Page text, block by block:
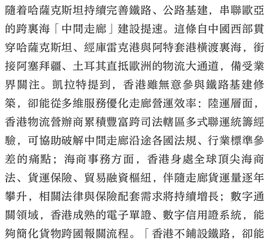
隨着哈薩克斯坦持續完善鐵路、公路基建，串聯歐亞
的跨裏海「中間走廊」建設提速。這條自中國西部貫
穿哈薩克斯坦、經庫雷克港與阿特套港橫渡裏海，銜
接阿塞拜疆、土耳其直抵歐洲的物流大通道，備受業
界關注。凱拉特提到，香港雖無意參與鐵路基建修
築，卻能從多維服務優化走廊營運效率：陸運層面，
香港物流營辦商累積豐富跨司法轄區多式聯運統籌經
驗，可協助破解中間走廊沿途各國法規、行業標準參
差的痛點；海商事務方面，香港身處全球頂尖海商
法、貨運保險、貿易融資樞紐，伴隨走廊貨運量逐年
攀升，相關法律與保險配套需求將持續增長；數字通
關領域，香港成熟的電子單證、數字信用證系統，能
夠簡化貨物跨國報關流程。「香港不鋪設鐵路，卻能